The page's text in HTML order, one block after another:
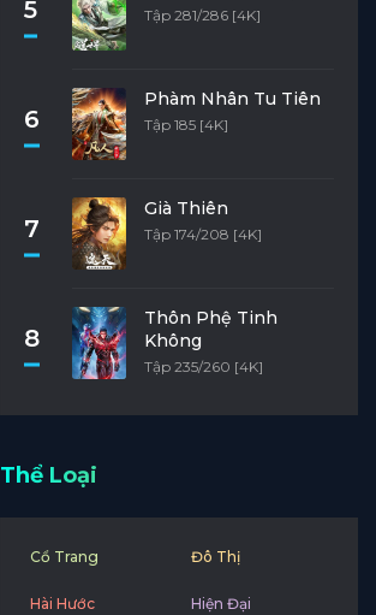
5 Tập 281/286 [4K]
6
Phàm Nhân Tu Tiên
Tập 185 [4K]
7
Già Thiên
Tập 174/208 [4K]
8
Thôn Phệ Tinh
Không
Tập 235/260 [4K]
Thể Loại
Cổ Trang Đô Thị
Hài Hước Hiện Đại